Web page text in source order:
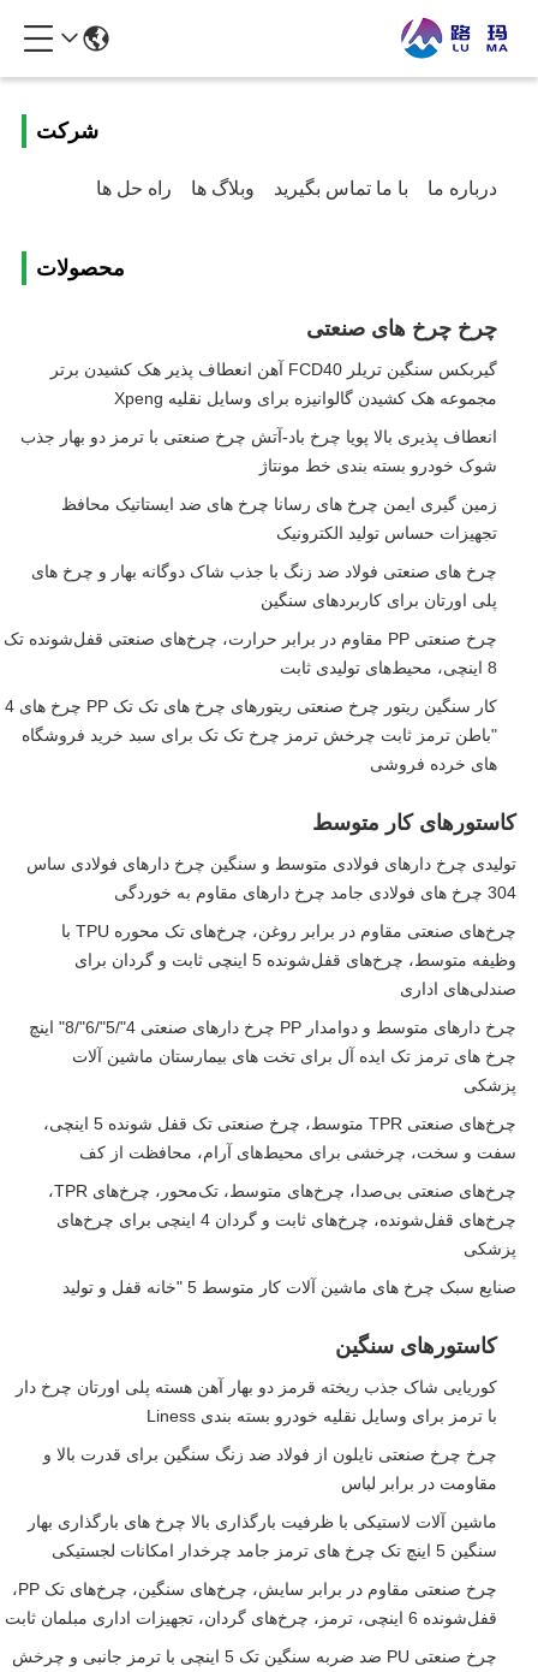
شرکت
درباره ما با ما تماس بگیرید وبلاگ ها راه حل ها
محصولات
چرخ چرخ های صنعتی
گیربکس سنگین تریلر FCD40 آهن انعطاف پذیر هک کشیدن برتر
مجموعه هک کشیدن گالوانیزه برای وسایل نقلیه Xpeng
انعطاف پذیری بالا پویا چرخ باد-آتش چرخ صنعتی با ترمز دو بهار جذب
شوک خودرو بسته بندی خط مونتاژ
زمین گیری ایمن چرخ های رسانا چرخ های ضد ایستاتیک محافظ
تجهیزات حساس تولید الکترونیک
چرخ های صنعتی فولاد ضد زنگ با جذب شاک دوگانه بهار و چرخ های
پلی اورتان برای کاربردهای سنگین
چرخ صنعتی PP مقاوم در برابر حرارت، چرخ‌های صنعتی قفل‌شونده تک
8 اینچی، محیط‌های تولیدی ثابت
کار سنگین ریتور چرخ صنعتی ریتورهای چرخ های تک تک PP چرخ های 4
"باطن ترمز ثابت چرخش ترمز چرخ تک تک برای سبد خرید فروشگاه
های خرده فروشی
کاستورهای کار متوسط
تولیدی چرخ دارهای فولادی متوسط و سنگین چرخ دارهای فولادی ساس
304 چرخ های فولادی جامد چرخ دارهای مقاوم به خوردگی
چرخ‌های صنعتی مقاوم در برابر روغن، چرخ‌های تک محوره TPU با
وظیفه متوسط، چرخ‌های قفل‌شونده 5 اینچی ثابت و گردان برای
صندلی‌های اداری
چرخ دارهای متوسط و دوامدار PP چرخ دارهای صنعتی 4"/5"/6"/8" اینچ
چرخ های ترمز تک ایده آل برای تخت های بیمارستان ماشین آلات
پزشکی
چرخ‌های صنعتی TPR متوسط، چرخ صنعتی تک قفل شونده 5 اینچی،
سفت و سخت، چرخشی برای محیط‌های آرام، محافظت از کف
چرخ‌های صنعتی بی‌صدا، چرخ‌های متوسط، تک‌محور، چرخ‌های TPR،
چرخ‌های قفل‌شونده، چرخ‌های ثابت و گردان 4 اینچی برای چرخ‌های
پزشکی
صنایع سبک چرخ های ماشین آلات کار متوسط 5 "خانه قفل و تولید
کاستورهای سنگین
کوریایی شاک جذب ریخته قرمز دو بهار آهن هسته پلی اورتان چرخ دار
با ترمز برای وسایل نقلیه خودرو بسته بندی Liness
چرخ چرخ صنعتی نایلون از فولاد ضد زنگ سنگین برای قدرت بالا و
مقاومت در برابر لباس
ماشین آلات لاستیکی با ظرفیت بارگذاری بالا چرخ های بارگذاری بهار
سنگین 5 اینچ تک چرخ های ترمز جامد چرخدار امکانات لجستیکی
چرخ صنعتی مقاوم در برابر سایش، چرخ‌های سنگین، چرخ‌های تک PP،
قفل‌شونده 6 اینچی، ترمز، چرخ‌های گردان، تجهیزات اداری مبلمان ثابت
چرخ صنعتی PU ضد ضربه سنگین تک 5 اینچی با ترمز جانبی و چرخش